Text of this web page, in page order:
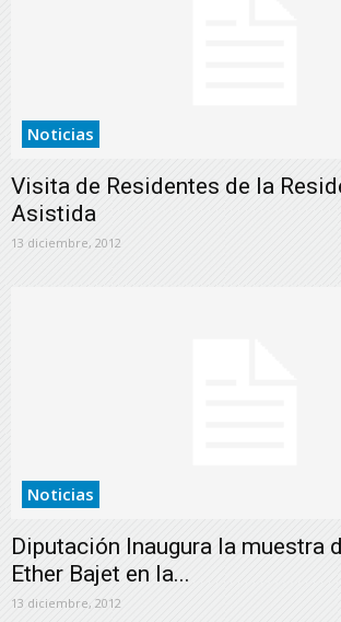
Noticias
Visita de Residentes de la
Asistida
13 diciembre, 2012
Noticias
Diputación Inaugura la muestra
Ether Bajet en la...
13 diciembre, 2012